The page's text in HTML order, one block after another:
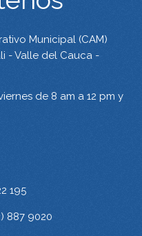
Municipal (CAM)
- Valle del Cauca -
de 8 am a 12 pm y
195
887 9020